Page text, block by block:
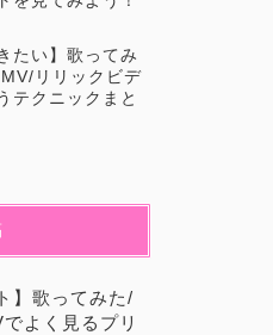
たい】歌ってみ
リリックビデ
テクニックまと
】歌ってみた/
よく見るプリ